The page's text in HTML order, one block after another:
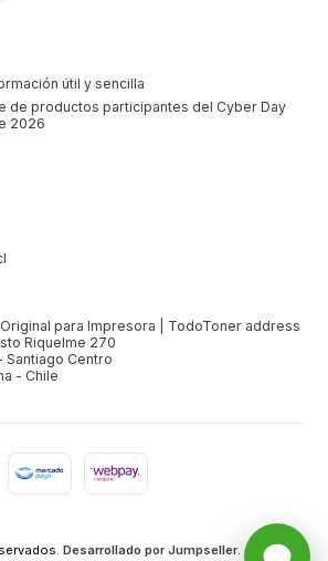
útil y sencilla
de productos participantes del Cyber Day
2026
para Impresora | TodoToner address
Riquelme 270
Centro
- Chile
Desarrollado por Jumpseller.